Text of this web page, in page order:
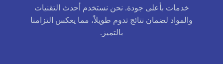
خدمات بأعلى جودة. نحن نستخدم أحدث التقنيات
والمواد لضمان نتائج تدوم طويلاً، مما يعكس التزامنا
بالتميز.